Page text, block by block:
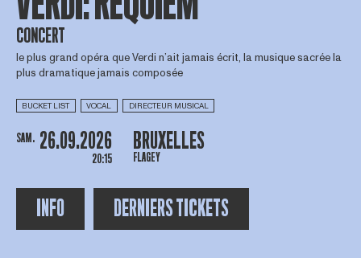
CONCERT
le plus grand opéra que Verdi n’ait jamais écrit, la musique sacrée la
plus dramatique jamais composée
BUCKET LIST VOCAL DIRECTEUR MUSICAL
SAM. 26.09.2026
20:15
BRUXELLES
FLAGEY
INFO DERNIERS TICKETS